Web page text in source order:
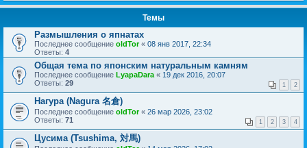
Темы
Размышления о япнатах
Последнее сообщение oldTor« 08 янв 2017, 22:34
Ответы: 4
Общая тема по японским натуральным камням
Последнее сообщение LyapaDara « 19 дек 2016, 20:07
Ответы: 29 1 2
Нагура (Nagura 名倉)
Последнее сообщение oldTor« 26 мар 2026, 23:02
Ответы: 71 1 2 3 4
Цусима (Tsushima, 対馬)